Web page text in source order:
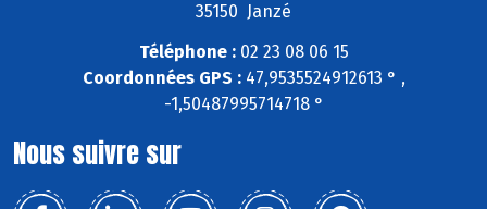
35150 Janzé
Téléphone :02 23 08 06 15
Coordonnées GPS :47,9535524912613 ° ,
-1,50487995714718 °
Nous suivre sur